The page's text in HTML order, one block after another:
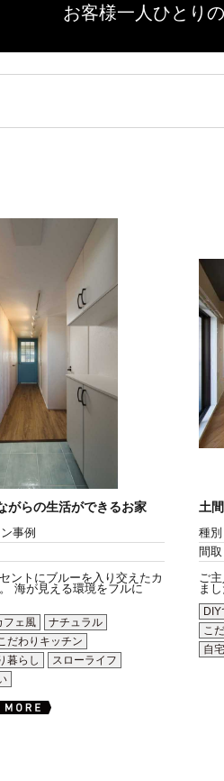
お客様一人ひとり
がらの生活ができるお家
事例
ントにブルーを入り交えたカ
海が見える環境をフルに
フェ風
ナチュラル
だわりキッチン
暮らし
スローライフ
土
種別
間取
ご
ま
こ
自